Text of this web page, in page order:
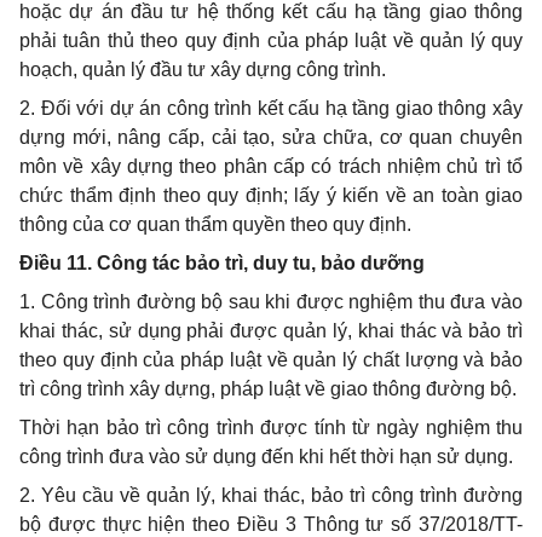
hoặc dự án đầu tư hệ thống kết cấu hạ tầng giao thông
phải tuân thủ theo quy định của pháp luật về quản lý quy
hoạch, quản lý đầu tư xây dựng công trình.
2. Đối với dự án công trình kết cấu hạ tầng giao thông xây
dựng mới, nâng cấp, cải tạo, sửa chữa, cơ quan chuyên
môn về xây dựng theo phân cấp có trách nhiệm chủ trì tổ
chức thẩm định theo quy định; lấy ý kiến về an toàn giao
thông của cơ quan thẩm quyền theo quy định.
Điều 11. Công tác bảo trì, duy tu, bảo dưỡng
1. Công trình đường bộ sau khi được nghiệm thu đưa vào
khai thác, sử dụng phải được quản lý, khai thác và bảo trì
theo quy định của pháp luật về quản lý chất lượng và bảo
trì công trình xây dựng, pháp luật về giao thông đường bộ.
Thời hạn bảo trì công trình được tính từ ngày nghiệm thu
công trình đưa vào sử dụng đến khi hết thời hạn sử dụng.
2. Yêu cầu về quản lý, khai thác, bảo trì công trình đường
bộ được thực hiện theo Điều 3 Thông tư số 37/2018/TT-